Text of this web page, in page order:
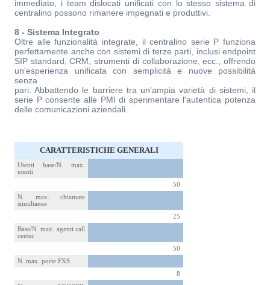
immediato, i team dislocati unificati con lo stesso sistema di
centralino possono rimanere impegnati e produttivi.
8 - Sistema Integrato
Oltre alle funzionalità integrate, il centralino serie P funziona
perfettamente anche con sistemi di terze parti, inclusi endpoint
SIP standard, CRM, strumenti di collaborazione, ecc., offrendo
un'esperienza unificata con semplicità e nuove possibilità
senza
pari. Abbattendo le barriere tra un'ampia varietà di sistemi, il
serie P consente alle PMI di sperimentare l'autentica potenza
delle comunicazioni aziendali.
CARATTERISTICHE GENERALI
Utenti base/N. max.
utenti
50
N. max. chiamate
simultanee
25
Base/N. max. agenti call
center
50
N. max. porte FXS
8